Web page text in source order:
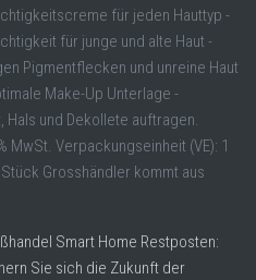
für jeden Hauttyp -
für junge und alte Haut -
Pigmentflecken und unreine Haut
Make-Up Unterlage -
und Dekollete auftragen.
MwSt. Verpackungseinheit (VE): 1
Grosshändler kommt aus
Smart Home Restposten:
Sie sich die Zukunft der